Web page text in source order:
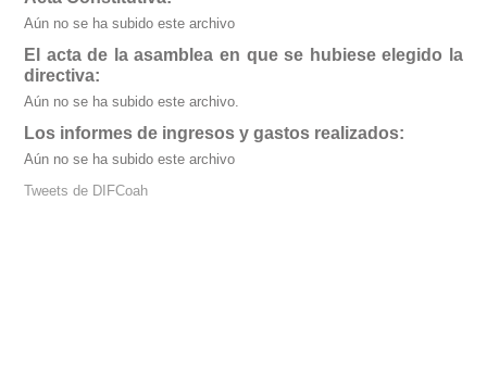
Aún no se ha subido este archivo
El acta de la asamblea en que se hubiese elegido la
directiva:
Aún no se ha subido este archivo.
Los informes de ingresos y gastos realizados:
Aún no se ha subido este archivo
Tweets de DIFCoah